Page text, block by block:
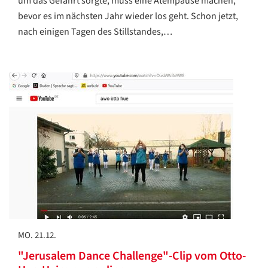
bevor es im nächsten Jahr wieder los geht. Schon jetzt,
nach einigen Tagen des Stillstandes,…
MO. 21.12.
"Jerusalem Dance Challenge"-Clip vom Otto-